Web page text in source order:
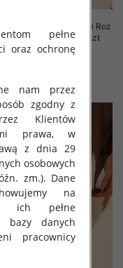
Espadryle damskie Roz
41, 1 kolor Paczka 8 szt
pełne
oraz ochronę
nam przez
zgodny z
Klientów
prawa, w
z dnia 29
osobowych
zm.). Dane
na
ich pełne
bazy danych
pracownicy